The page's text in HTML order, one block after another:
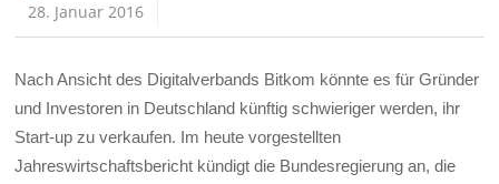
28. Januar 2016
Nach Ansicht des Digitalverbands Bitkom könnte es für Gründer
und Investoren in Deutschland künftig schwieriger werden, ihr
Start-up zu verkaufen. Im heute vorgestellten
Jahreswirtschaftsbericht kündigt die Bundesregierung an, die